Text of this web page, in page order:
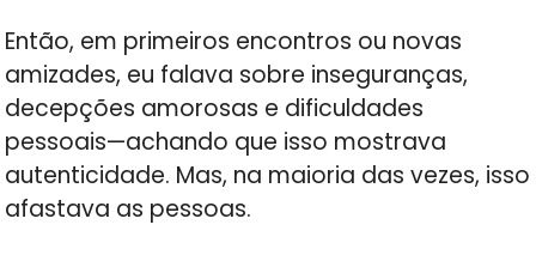
Então, em primeiros encontros ou novas
amizades, eu falava sobre inseguranças,
decepções amorosas e dificuldades
pessoais—achando que isso mostrava
autenticidade. Mas, na maioria das vezes, isso
afastava as pessoas.